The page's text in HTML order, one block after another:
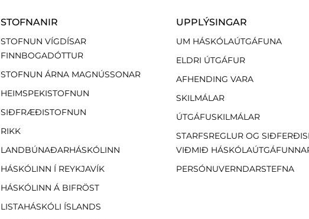
STOFNANIR
STOFNUN VÍGDÍSAR
FINNBOGADÓTTUR
STOFNUN ÁRNA MAGNÚSSONAR
HEIMSPEKISTOFNUN
SIÐFRÆÐISTOFNUN
RIKK
LANDBÚNAÐARHÁSKÓLINN
HÁSKÓLINN Í REYKJAVÍK
HÁSKÓLINN Á BIFRÖST
LISTAHÁSKÓLI ÍSLANDS
UPPLÝSINGAR
UM HÁSKÓLAÚTGÁFUNA
ELDRI ÚTGÁFUR
AFHENDING VARA
SKILMÁLAR
ÚTGÁFUSKILMÁLAR
STARFSREGLUR OG
VIÐMIÐ
PERSÓNUVERNDARSTEFNA